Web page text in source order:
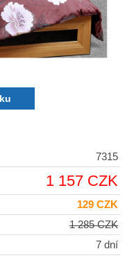
7315
1 157 CZK
129 CZK
1 285 CZK
7 dní